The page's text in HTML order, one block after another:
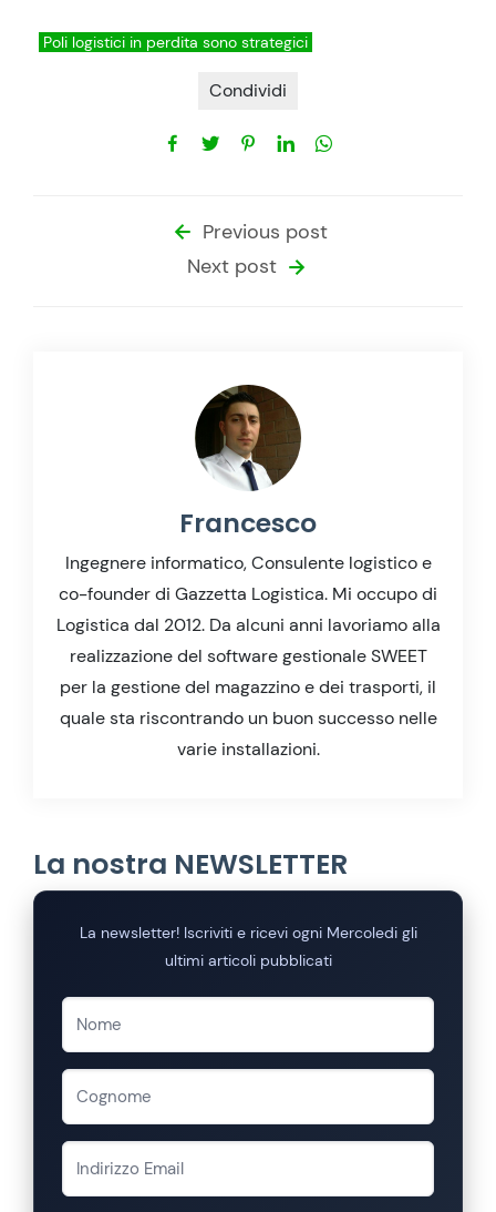
Poli logistici in perdita sono strategici
Condividi
Previous post
Next post
Francesco
Ingegnere informatico, Consulente logistico e
co-founder di Gazzetta Logistica. Mi occupo di
Logistica dal 2012. Da alcuni anni lavoriamo alla
realizzazione del software gestionale SWEET
per la gestione del magazzino e dei trasporti, il
quale sta riscontrando un buon successo nelle
varie installazioni.
La nostra NEWSLETTER
La newsletter! Iscriviti e ricevi ogni Mercoledi gli
ultimi articoli pubblicati